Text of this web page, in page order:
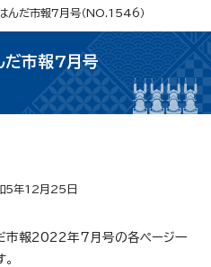
んだ市報7月号（NO.1546）
だ市報7月号
5年12月25日
市報2022年7月号の各ページ一